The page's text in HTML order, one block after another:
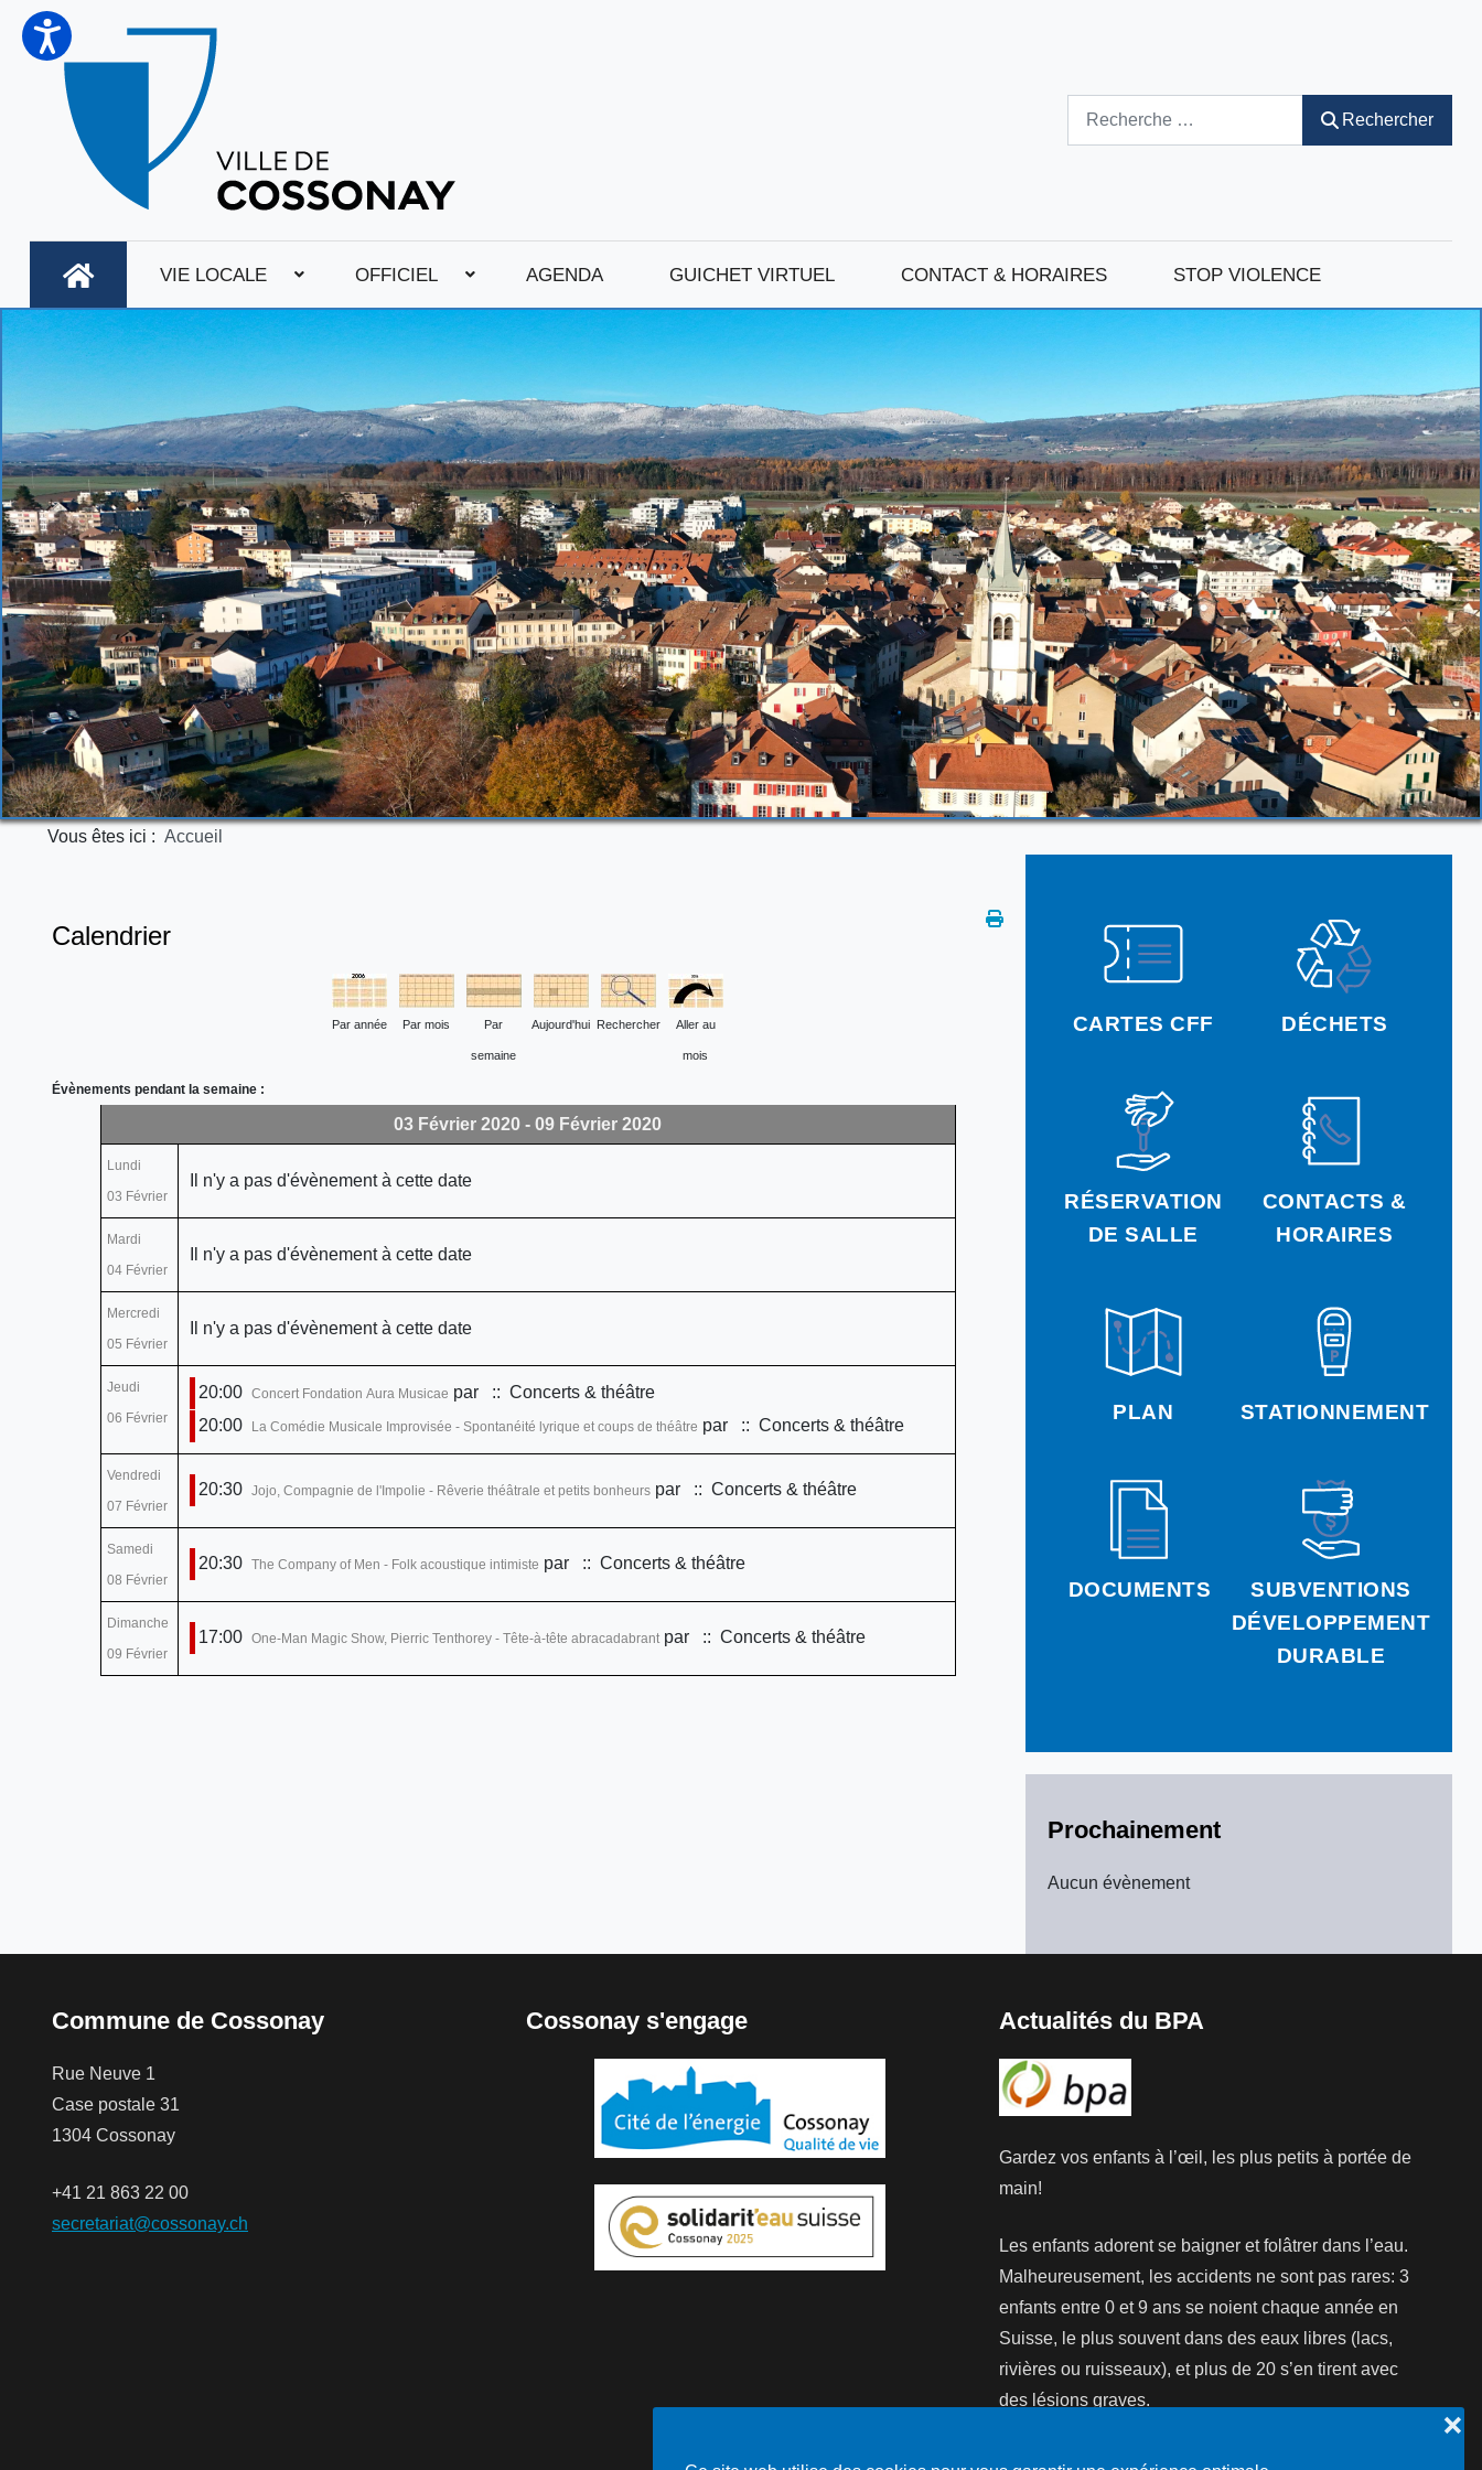
❌
Rechercher
VIE LOCALE OFFICIEL AGENDA GUICHET VIRTUEL CONTACT & HORAIRES STOP VIOLENCE
Vous êtes ici : Accueil
CARTES CFF DÉCHETS
RÉSERVATION
DE SALLE
CONTACTS &
HORAIRES
PLAN STATIONNEMENT
DOCUMENTS
SUBVENTIONS
DÉVELOPPEMENT
DURABLE
Prochainement
Aucun évènement
Calendrier
Par année Par mois Par
semaine
Aujourd'hui Rechercher Aller au
mois
Évènements pendant la semaine :
03 Février 2020 - 09 Février 2020
Lundi
03 Février
Il n'y a pas d'évènement à cette date
Mardi
04 Février
Il n'y a pas d'évènement à cette date
Mercredi
05 Février
Il n'y a pas d'évènement à cette date
Jeudi
06 Février
20:00 Concert Fondation Aura Musicae par
:: Concerts & théâtre
20:00
La Comédie Musicale Improvisée - Spontanéité lyrique et coups de théâtre par :: Concerts & théâtre
Vendredi
07 Février
20:30 Jojo, Compagnie de l'Impolie - Rêverie théâtrale et petits bonheurspar :: Concerts & théâtre
Samedi
08 Février
20:30 The Company of Men - Folk acoustique intimiste par :: Concerts & théâtre
Dimanche
09 Février
17:00 One-Man Magic Show, Pierric Tenthorey - Tête-à-tête abracadabrantpar :: Concerts & théâtre
Commune de Cossonay
Rue Neuve 1
Case postale 31
1304 Cossonay
+41 21 863 22 00
secretariat@cossonay.ch
Cossonay s'engage Actualités du BPA
Gardez vos enfants à l’œil, les plus petits à portée de
main!
Les enfants adorent se baigner et folâtrer dans l’eau.
Malheureusement, les accidents ne sont pas rares: 3
enfants entre 0 et 9 ans se noient chaque année en
Suisse, le plus souvent dans des eaux libres (lacs,
rivières ou ruisseaux), et plus de 20 s’en tirent avec
des lésions graves.